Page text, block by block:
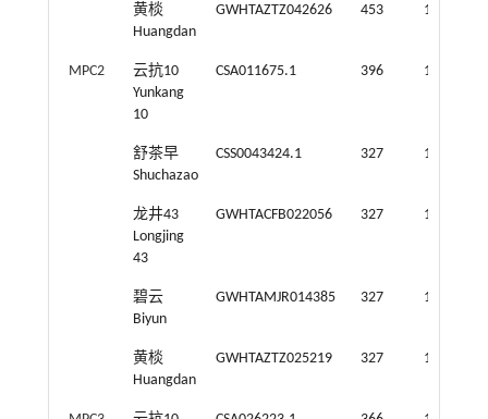
黄棪
Huangdan
GWHTAZTZ042626 453 108
MPC2
云抗10
Yunkang
10
CSA011675.1 396 131
舒茶早
Shuchazao
CSS0043424.1 327 108
龙井43
Longjing
43
GWHTACFB022056 327 108
碧云
Biyun
GWHTAMJR014385 327 108
黄棪
Huangdan
GWHTAZTZ025219 327 108